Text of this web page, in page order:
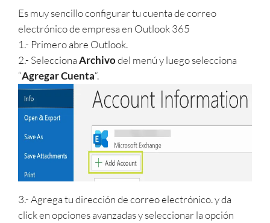
Es muy sencillo configurar tu cuenta de correo
electrónico de empresa en Outlook 365
1.- Primero abre Outlook.
2.- SeleccionaArchivodel menú y luego selecciona
“Agregar Cuenta“.
3.- Agrega tu dirección de correo electrónico. y da
click en opciones avanzadas y seleccionar la opción